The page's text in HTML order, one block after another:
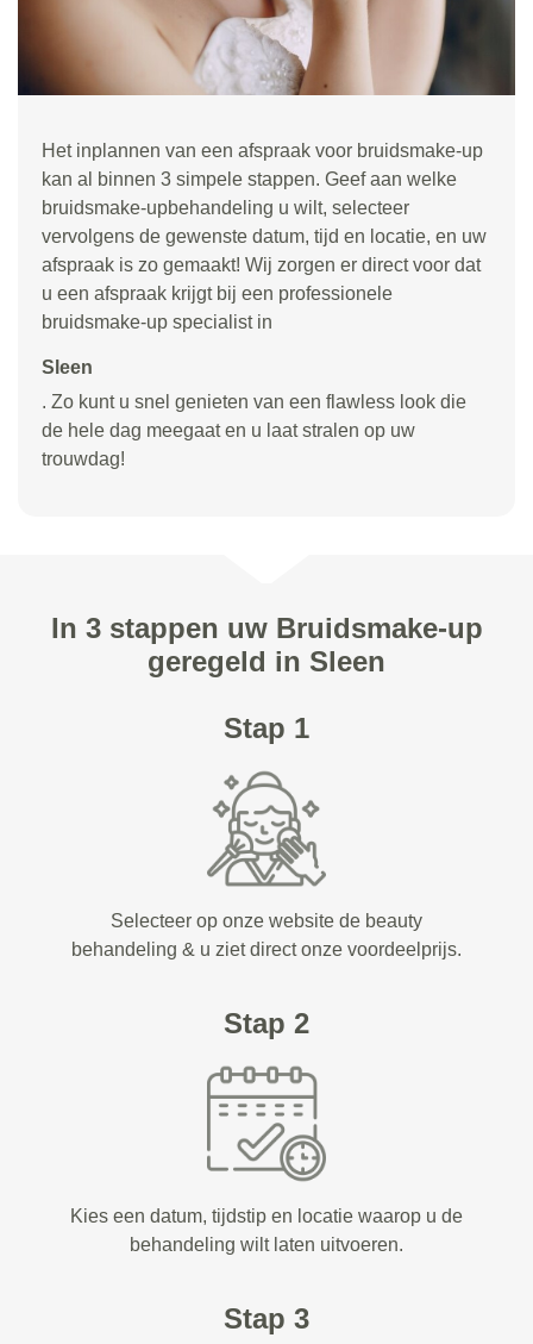
Het inplannen van een afspraak voor bruidsmake-up
kan al binnen 3 simpele stappen. Geef aan welke
bruidsmake-upbehandeling u wilt, selecteer
vervolgens de gewenste datum, tijd en locatie, en uw
afspraak is zo gemaakt! Wij zorgen er direct voor dat
u een afspraak krijgt bij een professionele
bruidsmake-up specialist in
Sleen
. Zo kunt u snel genieten van een flawless look die
de hele dag meegaat en u laat stralen op uw
trouwdag!
In 3 stappen uw Bruidsmake-up
geregeld in Sleen
Stap 1
Selecteer op onze website de beauty
behandeling & u ziet direct onze voordeelprijs.
Stap 2
Kies een datum, tijdstip en locatie waarop u de
behandeling wilt laten uitvoeren.
Stap 3